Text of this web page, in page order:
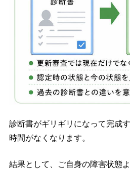
診断書がギリギリになって完成
時間がなくなります。
結果として、ご自身の障害状態